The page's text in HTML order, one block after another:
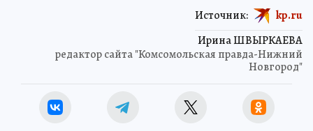
Ирина ШВЫРКАЕВА
редактор сайта "Комсомольская правда-Нижний
Новгород"
Источник: kp.ru